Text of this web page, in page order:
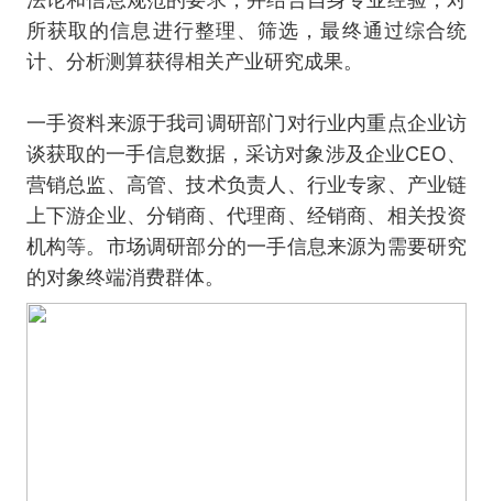
所获取的信息进行整理、筛选，最终通过综合统
计、分析测算获得相关产业研究成果。
一手资料来源于我司调研部门对行业内重点企业访
谈获取的一手信息数据，采访对象涉及企业CEO、
营销总监、高管、技术负责人、行业专家、产业链
上下游企业、分销商、代理商、经销商、相关投资
机构等。市场调研部分的一手信息来源为需要研究
的对象终端消费群体。